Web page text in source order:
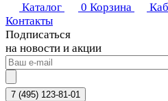
Каталог 0 Корзина
Контакты
Подписаться
на новости и акции
7 (495) 123-81-01